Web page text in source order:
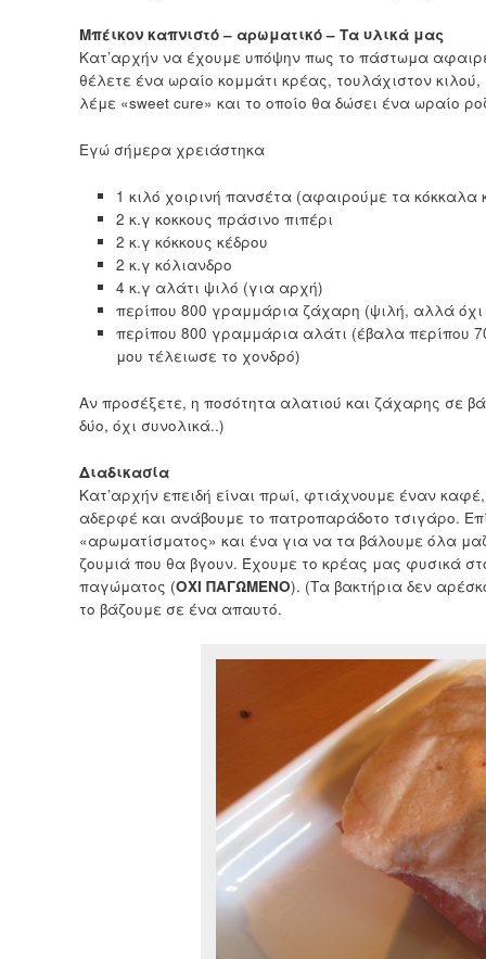
Μπέικον καπνιστό – αρωματικό – Τα υλικά μας
Κατ’αρχήν να έχουμε υπόψην πως το πάστωμα
θέλετε ένα ωραίο κομμάτι κρέας, τουλάχιστον
λέμε «sweet cure» και το οποίο θα δώσει ένα ωραίο
Εγώ σήμερα χρειάστηκα
1 κιλό χοιρινή πανσέτα (αφαιρούμε τα
2 κ.γ κοκκους πράσινο πιπέρι
2 κ.γ κόκκους κέδρου
2 κ.γ κόλιανδρο
4 κ.γ αλάτι ψιλό (για αρχή)
περίπου 800 γραμμάρια ζάχαρη (ψιλή, αλλά
περίπου 800 γραμμάρια αλάτι (έβαλα περίπου
μου τέλειωσε το χονδρό)
Αν προσέξετε, η ποσότητα αλατιού και ζάχαρης σε
δύο, όχι συνολικά..)
Διαδικασία
Κατ’αρχήν επειδή είναι πρωί, φτιάχνουμε έναν
αδερφέ και ανάβουμε το πατροπαράδοτο τσιγάρο.
«αρωματίσματος» και ένα για να τα βάλουμε όλα
ζουμιά που θα βγουν. Έχουμε το κρέας μας φυσικά
παγώματος (ΟΧΙ ΠΑΓΩΜΕΝΟ). (Τα βακτήρια δεν
το βάζουμε σε ένα απαυτό.